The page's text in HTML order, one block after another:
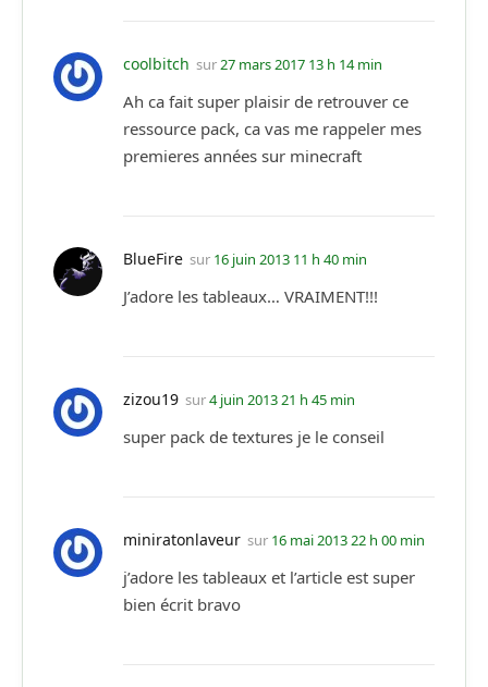
coolbitch sur27 mars 2017 13 h 14 min
Ah ca fait super plaisir de retrouver ce
ressource pack, ca vas me rappeler mes
premieres années sur minecraft
BlueFire sur 16 juin 2013 11 h 40 min
J’adore les tableaux… VRAIMENT!!!
zizou19 sur4 juin 2013 21 h 45 min
super pack de textures je le conseil
miniratonlaveur sur 16 mai 2013 22 h 00 min
j’adore les tableaux et l’article est super
bien écrit bravo